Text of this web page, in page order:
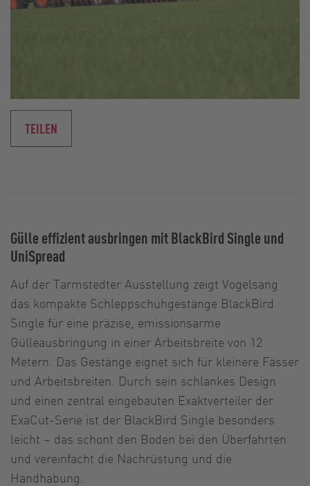
TEILEN
Gülle effizient ausbringen mit BlackBird Single und
UniSpread
Auf der Tarmstedter Ausstellung zeigt Vogelsang
das kompakte Schleppschuhgestänge BlackBird
Single für eine präzise, emissionsarme
Gülleausbringung in einer Arbeitsbreite von 12
Metern. Das Gestänge eignet sich für kleinere Fässer
und Arbeitsbreiten. Durch sein schlankes Design
und einen zentral eingebauten Exaktverteiler der
ExaCut-Serie ist der BlackBird Single besonders
leicht – das schont den Boden bei den Überfahrten
und vereinfacht die Nachrüstung und die
Handhabung.